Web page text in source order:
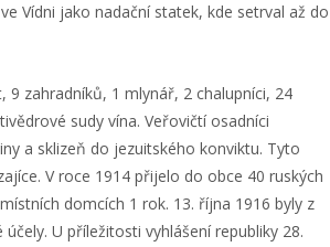
Vídni jako nadační statek, kde setrval až do
zahradníků, 1 mlynář, 2 chalupníci, 24
sudy vína. Veřovičtí osadníci
a sklizeň do jezuitského konviktu. Tyto
V roce 1914 přijelo do obce 40 ruských
domcích 1 rok. 13. října 1916 byly z
U příležitosti vyhlášení republiky 28.